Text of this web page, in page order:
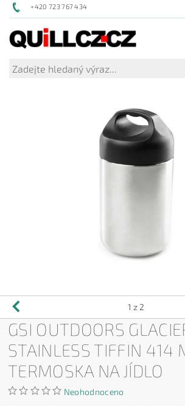
+420 723 767 434
1 z 2
GSI OUTDOORS
STAINLESS TIFFIN 414
TERMOSKA NA JÍDLO
Neohodnoceno